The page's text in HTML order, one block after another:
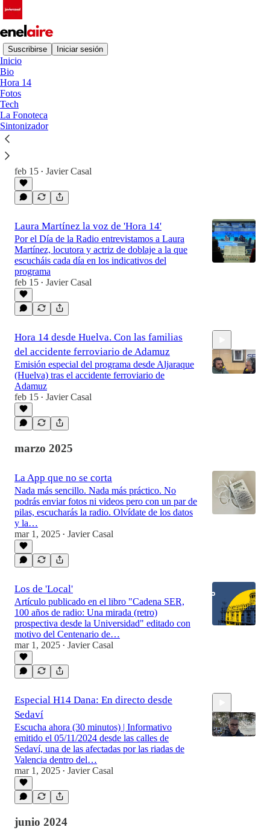
Suscribirse Iniciar sesión
Inicio
Bio
Hora 14
Fotos
Tech
La Fonoteca
Sintonizador
Último
La radio del apagón
La SER estrena el docu en el que te contamos
feb 15 • Javier Casal
Laura Martínez la voz de 'Hora 14'
Por el Día de la Radio entrevistamos a Laura
Martínez, locutora y actriz de doblaje a la que
escucháis cada día en los indicativos del
programa
feb 15 • Javier Casal
Hora 14 desde Huelva. Con las familias
del accidente ferroviario de Adamuz
Emisión especial del programa desde Aljaraque
(Huelva) tras el accidente ferroviario de
Adamuz
feb 15 • Javier Casal
marzo 2025
La App que no se corta
Nada más sencillo. Nada más práctico. No
podrás enviar fotos ni videos pero con un par de
pilas, escucharás la radio. Olvídate de los datos
y la…
mar 1, 2025 • Javier Casal
Los de 'Local'
Artículo publicado en el libro "Cadena SER,
100 años de radio: Una mirada (retro)
prospectiva desde la Universidad" editado con
motivo del Centenario de…
mar 1, 2025 • Javier Casal
Especial H14 Dana: En directo desde
Sedaví
Escucha ahora (30 minutos) | Informativo
emitido el 05/11/2024 desde las calles de
Sedaví, una de las afectadas por las riadas de
Valencia dentro del…
mar 1, 2025 • Javier Casal
junio 2024